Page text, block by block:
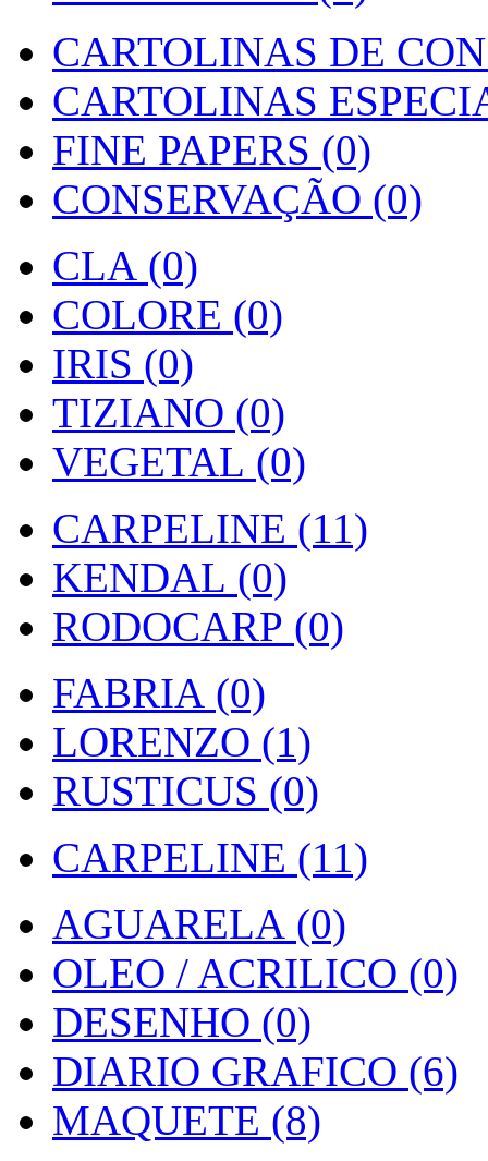
CARTOLINAS DE
CARTOLINAS
FINE PAPERS (0)
CONSERVAÇÃO (0)
CLA (0)
COLORE (0)
IRIS (0)
TIZIANO (0)
VEGETAL (0)
CARPELINE (11)
KENDAL (0)
RODOCARP (0)
FABRIA (0)
LORENZO (1)
RUSTICUS (0)
CARPELINE (11)
AGUARELA (0)
OLEO / ACRILICO (0)
DESENHO (0)
DIARIO GRAFICO (6)
MAQUETE (8)